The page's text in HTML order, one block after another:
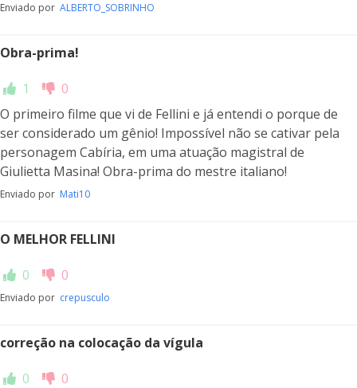
Enviado por ALBERTO_SOBRINHO
Obra-prima!
1
0
O primeiro filme que vi de Fellini e já entendi o porque de
ser considerado um gênio! Impossível não se cativar pela
personagem Cabíria, em uma atuação magistral de
Giulietta Masina! Obra-prima do mestre italiano!
Enviado por Mati10
O MELHOR FELLINI
0 0
Enviado por crepusculo
correção na colocação da vígula
0
0